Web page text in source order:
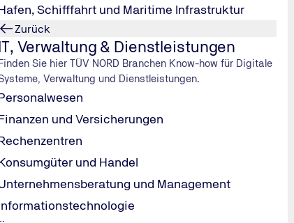
Schifffahrt und Maritime Infrastruktur
Zurück
Verwaltung & Dienstleistungen
Sie hier TÜV NORD Branchen Know-how für Digitale
Verwaltung und Dienstleistungen.
und Versicherungen
und Handel
und Management
Messe. Von hier aus erreichen Sie binnen kurzer Zeit
Wahrzeichen der Stadt. Erbaut von 1248 bis 1880
1996 wurde der Dom in die Liste des UNESCO-
zum Flanieren und Verweilen einlädt. Weitere